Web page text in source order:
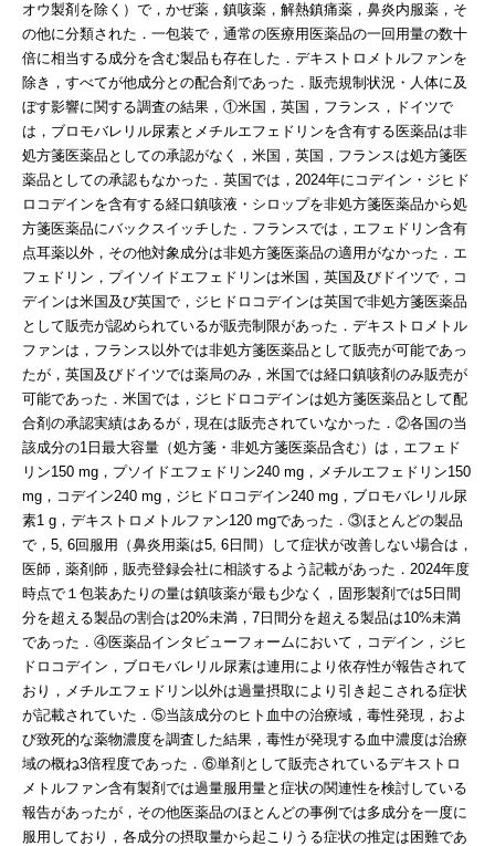
オウ製剤を除く）で，かぜ薬，鎮咳薬，解熱鎮痛薬，鼻炎内服薬，そ
の他に分類された．一包装で，通常の医療用医薬品の一回用量の数十
倍に相当する成分を含む製品も存在した．デキストロメトルファンを
除き，すべてが他成分との配合剤であった．販売規制状況・人体に及
ぼす影響に関する調査の結果，①米国，英国，フランス，ドイツで
は，ブロモバレリル尿素とメチルエフェドリンを含有する医薬品は非
処方箋医薬品としての承認がなく，米国，英国，フランスは処方箋医
薬品としての承認もなかった．英国では，2024年にコデイン・ジヒド
ロコデインを含有する経口鎮咳液・シロップを非処方箋医薬品から処
方箋医薬品にバックスイッチした．フランスでは，エフェドリン含有
点耳薬以外，その他対象成分は非処方箋医薬品の適用がなかった．エ
フェドリン，プイソイドエフェドリンは米国，英国及びドイツで，コ
デインは米国及び英国で，ジヒドロコデインは英国で非処方箋医薬品
として販売が認められているが販売制限があった．デキストロメトル
ファンは，フランス以外では非処方箋医薬品として販売が可能であっ
たが，英国及びドイツでは薬局のみ，米国では経口鎮咳剤のみ販売が
可能であった．米国では，ジヒドロコデインは処方箋医薬品として配
合剤の承認実績はあるが，現在は販売されていなかった．②各国の当
該成分の1日最大容量（処方箋・非処方箋医薬品含む）は，エフェド
リン150 mg，プソイドエフェドリン240 mg，メチルエフェドリン150
mg，コデイン240 mg，ジヒドロコデイン240 mg，ブロモバレリル尿
素1 g，デキストロメトルファン120 mgであった．③ほとんどの製品
で，5, 6回服用（鼻炎用薬は5, 6日間）して症状が改善しない場合は，
医師，薬剤師，販売登録会社に相談するよう記載があった．2024年度
時点で１包装あたりの量は鎮咳薬が最も少なく，固形製剤では5日間
分を超える製品の割合は20%未満，7日間分を超える製品は10%未満
であった．④医薬品インタビューフォームにおいて，コデイン，ジヒ
ドロコデイン，ブロモバレリル尿素は連用により依存性が報告されて
おり，メチルエフェドリン以外は過量摂取により引き起こされる症状
が記載されていた．⑤当該成分のヒト血中の治療域，毒性発現，およ
び致死的な薬物濃度を調査した結果，毒性が発現する血中濃度は治療
域の概ね3倍程度であった．⑥単剤として販売されているデキストロ
メトルファン含有製剤では過量服用量と症状の関連性を検討している
報告があったが，その他医薬品のほとんどの事例では多成分を一度に
服用しており，各成分の摂取量から起こりうる症状の推定は困難であ